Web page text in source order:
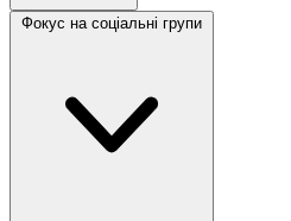
Фокус на соціальні групи